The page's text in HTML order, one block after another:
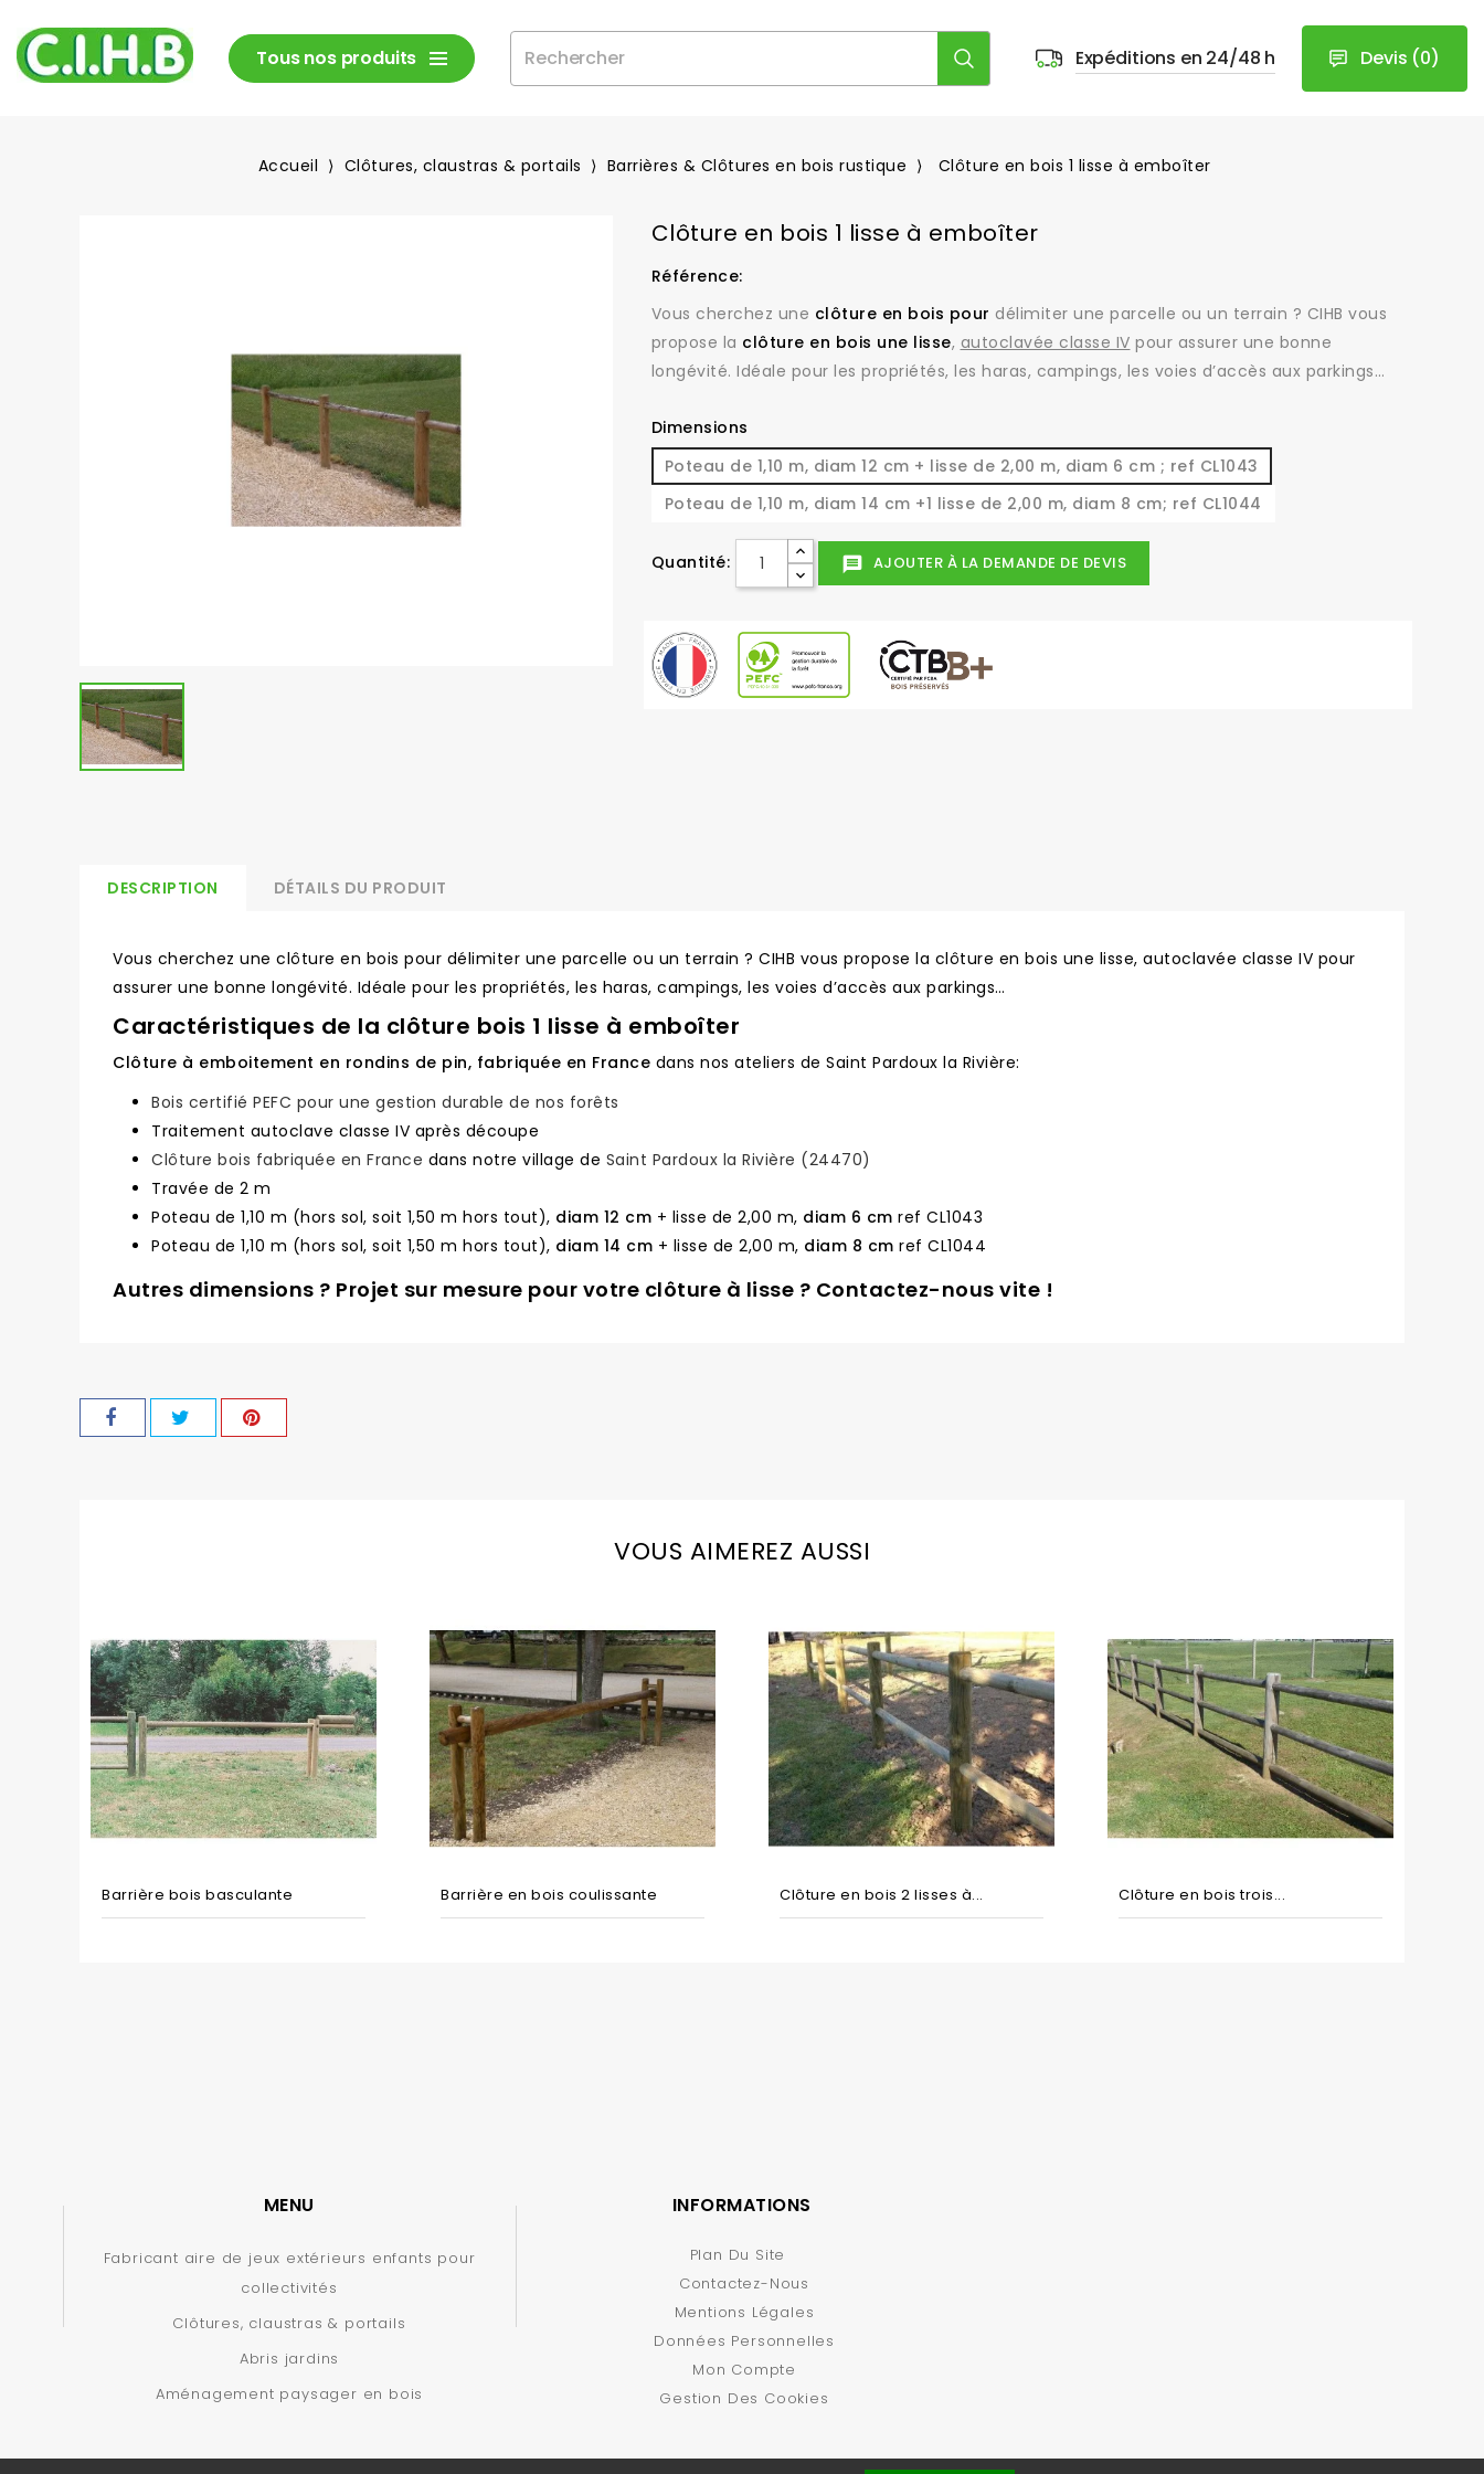
Tous nos produits Expéditions en 24/48 h Devis (0)
Accueil Clôtures, claustras & portails Barrières & Clôtures en bois rustique Clôture en bois 1 lisse à emboîter
Clôture en bois 1 lisse à emboîter
Référence:
Vous cherchez une clôture en bois pour délimiter une parcelle ou un terrain ? CIHB vous
propose la clôture en bois une lisse, autoclavée classe IV pour assurer une bonne
longévité. Idéale pour les propriétés, les haras, campings, les voies d’accès aux parkings…
Dimensions
Poteau de 1,10 m, diam 12 cm + lisse de 2,00 m, diam 6 cm ; ref CL1043
Poteau de 1,10 m, diam 14 cm +1 lisse de 2,00 m, diam 8 cm; ref CL1044
Quantité: message AJOUTER À LA DEMANDE DE DEVIS
DESCRIPTION DÉTAILS DU PRODUIT
Vous cherchez une clôture en bois pour délimiter une parcelle ou un terrain ? CIHB vous propose la clôture en bois une lisse, autoclavée classe IV pour
assurer une bonne longévité. Idéale pour les propriétés, les haras, campings, les voies d’accès aux parkings…
Caractéristiques de la clôture bois 1 lisse à emboîter
Clôture à emboitement en rondins de pin, fabriquée en France dans nos ateliers de Saint Pardoux la Rivière:
Bois certifié PEFC pour une gestion durable de nos forêts
Traitement autoclave classe IV après découpe
Clôture bois fabriquée en France dans notre village de Saint Pardoux la Rivière (24470)
Travée de 2 m
Poteau de 1,10 m (hors sol, soit 1,50 m hors tout), diam 12 cm + lisse de 2,00 m, diam 6 cm ref CL1043
Poteau de 1,10 m (hors sol, soit 1,50 m hors tout), diam 14 cm + lisse de 2,00 m, diam 8 cm ref CL1044
Autres dimensions ? Projet sur mesure pour votre clôture à lisse ? Contactez-nous vite !
VOUS AIMEREZ AUSSI
Barrière bois basculante Barrière en bois coulissante Clôture en bois 2 lisses à... Clôture en bois trois...
MENU
Fabricant aire de jeux extérieurs enfants pour
collectivités
Clôtures, claustras & portails
Abris jardins
Aménagement paysager en bois
INFORMATIONS
Plan Du Site
Contactez-Nous
Mentions Légales
Données Personnelles
Mon Compte
Gestion Des Cookies